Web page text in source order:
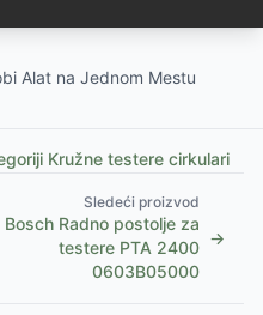
Alat na Jednom Mestu
Kružne testere cirkulari
Sledeći proizvod
Bosch Radno postolje za
testere PTA 2400
0603B05000
→